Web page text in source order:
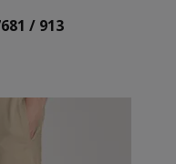
/ 913